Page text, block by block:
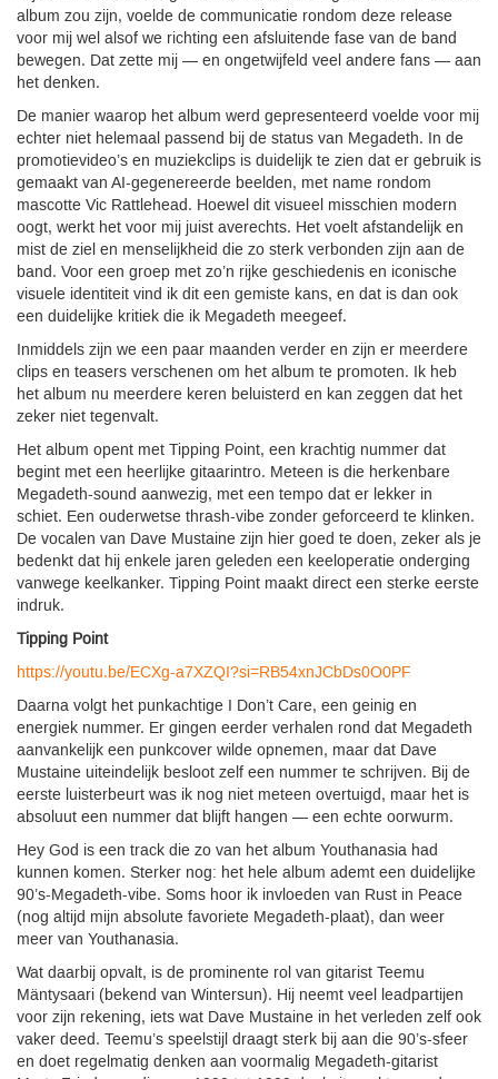
album zou zijn, voelde de communicatie rondom deze release
voor mij wel alsof we richting een afsluitende fase van de band
bewegen. Dat zette mij — en ongetwijfeld veel andere fans — aan
het denken.
De manier waarop het album werd gepresenteerd voelde voor mij
echter niet helemaal passend bij de status van Megadeth. In de
promotievideo’s en muziekclips is duidelijk te zien dat er gebruik is
gemaakt van AI-gegenereerde beelden, met name rondom
mascotte Vic Rattlehead. Hoewel dit visueel misschien modern
oogt, werkt het voor mij juist averechts. Het voelt afstandelijk en
mist de ziel en menselijkheid die zo sterk verbonden zijn aan de
band. Voor een groep met zo’n rijke geschiedenis en iconische
visuele identiteit vind ik dit een gemiste kans, en dat is dan ook
een duidelijke kritiek die ik Megadeth meegeef.
Inmiddels zijn we een paar maanden verder en zijn er meerdere
clips en teasers verschenen om het album te promoten. Ik heb
het album nu meerdere keren beluisterd en kan zeggen dat het
zeker niet tegenvalt.
Het album opent met Tipping Point, een krachtig nummer dat
begint met een heerlijke gitaarintro. Meteen is die herkenbare
Megadeth-sound aanwezig, met een tempo dat er lekker in
schiet. Een ouderwetse thrash-vibe zonder geforceerd te klinken.
De vocalen van Dave Mustaine zijn hier goed te doen, zeker als je
bedenkt dat hij enkele jaren geleden een keeloperatie onderging
vanwege keelkanker. Tipping Point maakt direct een sterke eerste
indruk.
Tipping Point
https://youtu.be/ECXg-a7XZQI?si=RB54xnJCbDs0O0PF
Daarna volgt het punkachtige I Don’t Care, een geinig en
energiek nummer. Er gingen eerder verhalen rond dat Megadeth
aanvankelijk een punkcover wilde opnemen, maar dat Dave
Mustaine uiteindelijk besloot zelf een nummer te schrijven. Bij de
eerste luisterbeurt was ik nog niet meteen overtuigd, maar het is
absoluut een nummer dat blijft hangen — een echte oorwurm.
Hey God is een track die zo van het album Youthanasia had
kunnen komen. Sterker nog: het hele album ademt een duidelijke
90’s-Megadeth-vibe. Soms hoor ik invloeden van Rust in Peace
(nog altijd mijn absolute favoriete Megadeth-plaat), dan weer
meer van Youthanasia.
Wat daarbij opvalt, is de prominente rol van gitarist Teemu
Mäntysaari (bekend van Wintersun). Hij neemt veel leadpartijen
voor zijn rekening, iets wat Dave Mustaine in het verleden zelf ook
vaker deed. Teemu’s speelstijl draagt sterk bij aan die 90’s-sfeer
en doet regelmatig denken aan voormalig Megadeth-gitarist